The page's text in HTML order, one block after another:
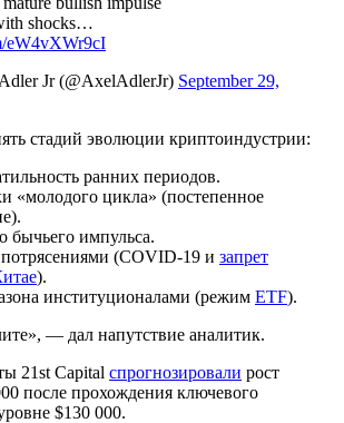
shocks…
eW4vXWr9cI
Jr (@AxelAdlerJr) September 29,
стадий эволюции криптоиндустрии:
ранних периодов.
«молодого цикла» (постепенное
бычьего импульса.
(COVID-19 и запрет
).
институционалами (режим ETF).
— дал напутствие аналитик.
21st Capital спрогнозировали рост
после прохождения ключевого
$130 000.